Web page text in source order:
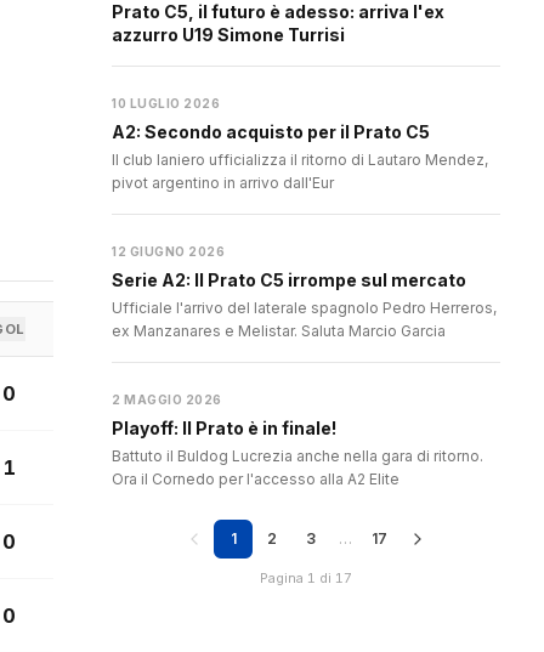
0
1
0
0
Prato C5, il futuro è adesso: arriva l'ex
azzurro U19 Simone Turrisi
10 LUGLIO 2026
A2: Secondo acquisto per il Prato C5
Il club laniero ufficializza il ritorno di Lautaro Mendez,
pivot argentino in arrivo dall'Eur
12 GIUGNO 2026
Serie A2: Il Prato C5 irrompe sul mercato
Ufficiale l'arrivo del laterale spagnolo Pedro Herreros,
ex Manzanares e Melistar. Saluta Marcio Garcia
2 MAGGIO 2026
Playoff: Il Prato è in finale!
Battuto il Buldog Lucrezia anche nella gara di ritorno.
Ora il Cornedo per l'accesso alla A2 Elite
1 2 3 … 17
Pagina 1 di 17